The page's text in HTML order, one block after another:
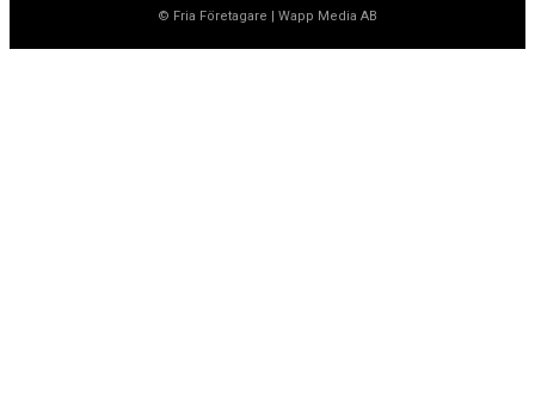
© Fria Företagare Wapp Media AB